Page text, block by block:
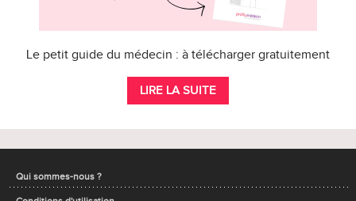
Le petit guide du médecin : à télécharger gratuitement
LIRE LA SUITE
Qui sommes-nous ?